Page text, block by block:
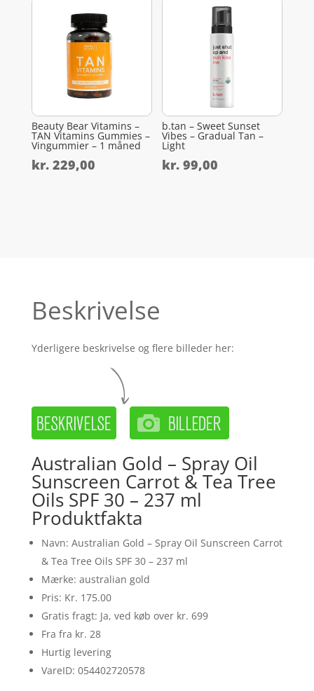
Beauty Bear Vitamins –
TAN Vitamins Gummies –
Vingummier – 1 måned
kr.229,00
b.tan – Sweet Sunset
Vibes – Gradual Tan –
Light
kr. 99,00
Beskrivelse
Yderligere beskrivelse og flere billeder her:
Australian Gold – Spray Oil
Sunscreen Carrot & Tea Tree
Oils SPF 30 – 237 ml
Produktfakta
Navn: Australian Gold – Spray Oil Sunscreen Carrot
& Tea Tree Oils SPF 30 – 237 ml
Mærke: australian gold
Pris: Kr. 175.00
Gratis fragt: Ja, ved køb over kr. 699
Fra fra kr. 28
Hurtig levering
VareID: 054402720578